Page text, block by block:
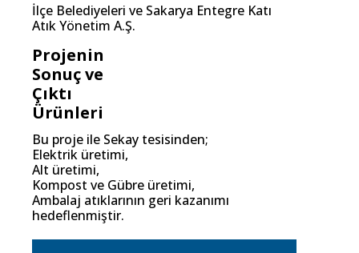
İlçe Belediyeleri ve Sakarya Entegre Katı
Atık Yönetim A.Ş.
Projenin
Sonuç ve
Çıktı
Ürünleri
Bu proje ile Sekay tesisinden;
Elektrik üretimi,
Alt üretimi,
Kompost ve Gübre üretimi,
Ambalaj atıklarının geri kazanımı
hedeflenmiştir.